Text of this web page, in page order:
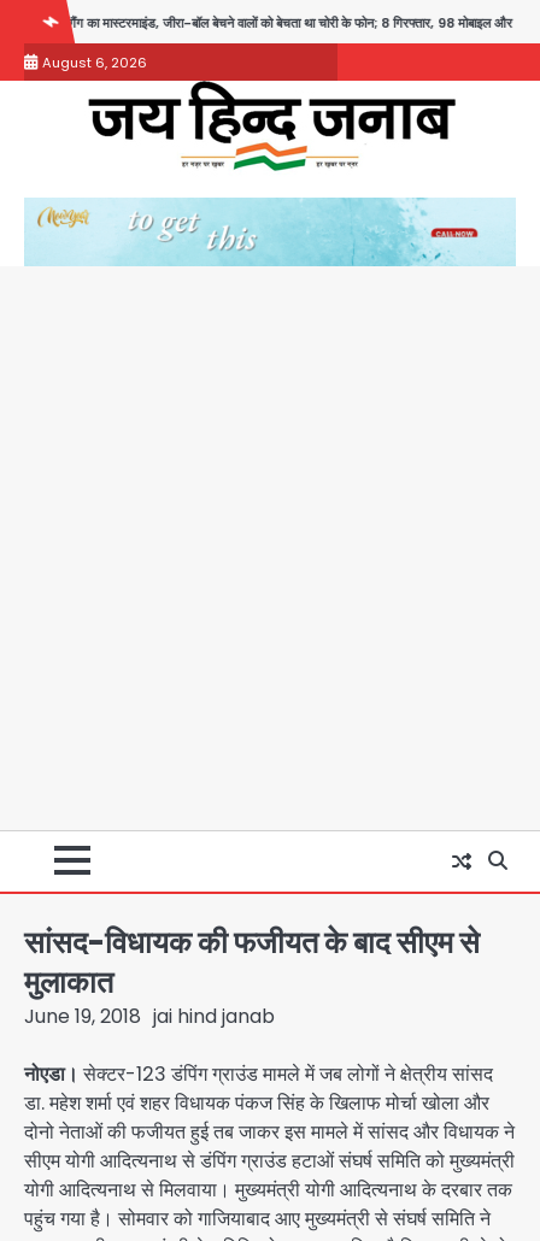
content
जीरा-बॉल बेचने वालों को बेचता था चोरी के फोन; 8 गिरफ्तार, 98 मोबाइल और 450 पार्ट्स बरामद
August 6, 2026
सांसद-विधायक की फजीयत के बाद सीएम से
मुलाकात
June 19, 2018 jai hind janab
नोएडा। सेक्टर-123 डंपिंग ग्राउंड मामले में जब लोगों ने क्षेत्रीय सांसद
डा. महेश शर्मा एवं शहर विधायक पंकज सिंह के खिलाफ मोर्चा खोला और
दोनो नेताओं की फजीयत हुई तब जाकर इस मामले में सांसद और विधायक ने
सीएम योगी आदित्यनाथ से डंपिंग ग्राउंड हटाओं संघर्ष समिति को मुख्यमंत्री
योगी आदित्यनाथ से मिलवाया। मुख्यमंत्री योगी आदित्यनाथ के दरबार तक
पहुंच गया है। सोमवार को गाजियाबाद आए मुख्यमंत्री से संघर्ष समिति ने